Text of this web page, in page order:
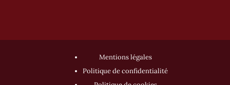
Mentions légales
Politique de confidentialité